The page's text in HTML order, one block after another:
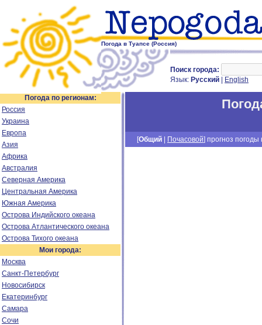
Погода в Туапсе (Россия)
Поиск города:
Язык: Русский English
Погода по регионам:
Россия
Украина
Европа
Азия
Африка
Австралия
Северная Америка
Центральная Америка
Южная Америка
Острова Индийского океана
Острова Атлантического океана
Острова Тихого океана
Мои города:
Москва
Санкт-Петербург
Новосибирск
Екатеринбург
Самара
Сочи
[Общий Почасовой] прогноз погоды